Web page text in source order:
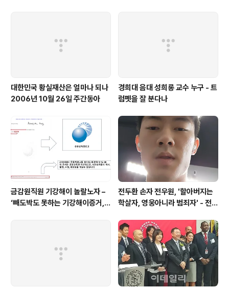
대한민국 황실재산은 얼마나 되나
2006년 10월 26일 주간동아
경희대 음대 성희롱 교수 누구 - 트
럼펫을 잘 분다나
금감원직원 기강해이 놀랄노자 –
‘빼도박도 못하는 기강해이증거,
전두환 손자 전우원, '할아버지는
학살자, 영웅아니라 범죄자' - 전재